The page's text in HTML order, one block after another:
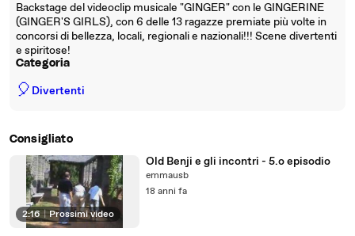
Backstage del videoclip musicale "GINGER" con le GINGERINE
(GINGER'S GIRLS), con 6 delle 13 ragazze premiate più volte in
concorsi di bellezza, locali, regionali e nazionali!!! Scene divertenti
e spiritose!
Categoria
🎈 Divertenti
Consigliato
2:16 | Prossimi video
Old Benji e gli incontri - 5.o episodio
emmausb
18 anni fa